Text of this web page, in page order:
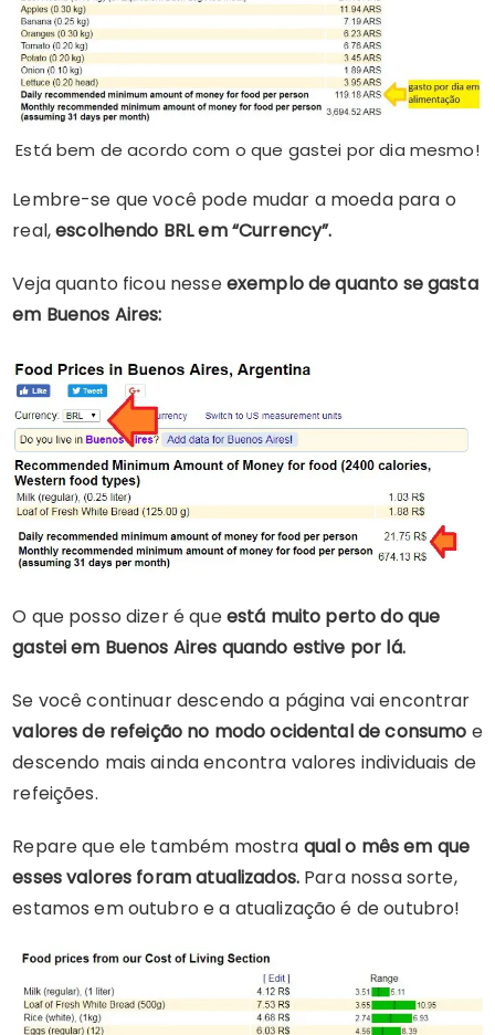
Está bem de acordo com o que gastei por dia mesmo!
Lembre-se que você pode mudar a moeda para o
real,escolhendo BRL em “Currency”.
Veja quanto ficou nesseexemplo de quanto se gasta
em Buenos Aires:
O que posso dizer é queestá muito perto do que
gastei em Buenos Aires quando estive por lá.
Se você continuar descendo a página vai encontrar
valores de refeição no modo ocidental de consumo e
descendo mais ainda encontra valores individuais de
refeições.
Repare que ele também mostra qual o mês em que
esses valores foram atualizados. Para nossa sorte,
estamos em outubro e a atualização é de outubro!